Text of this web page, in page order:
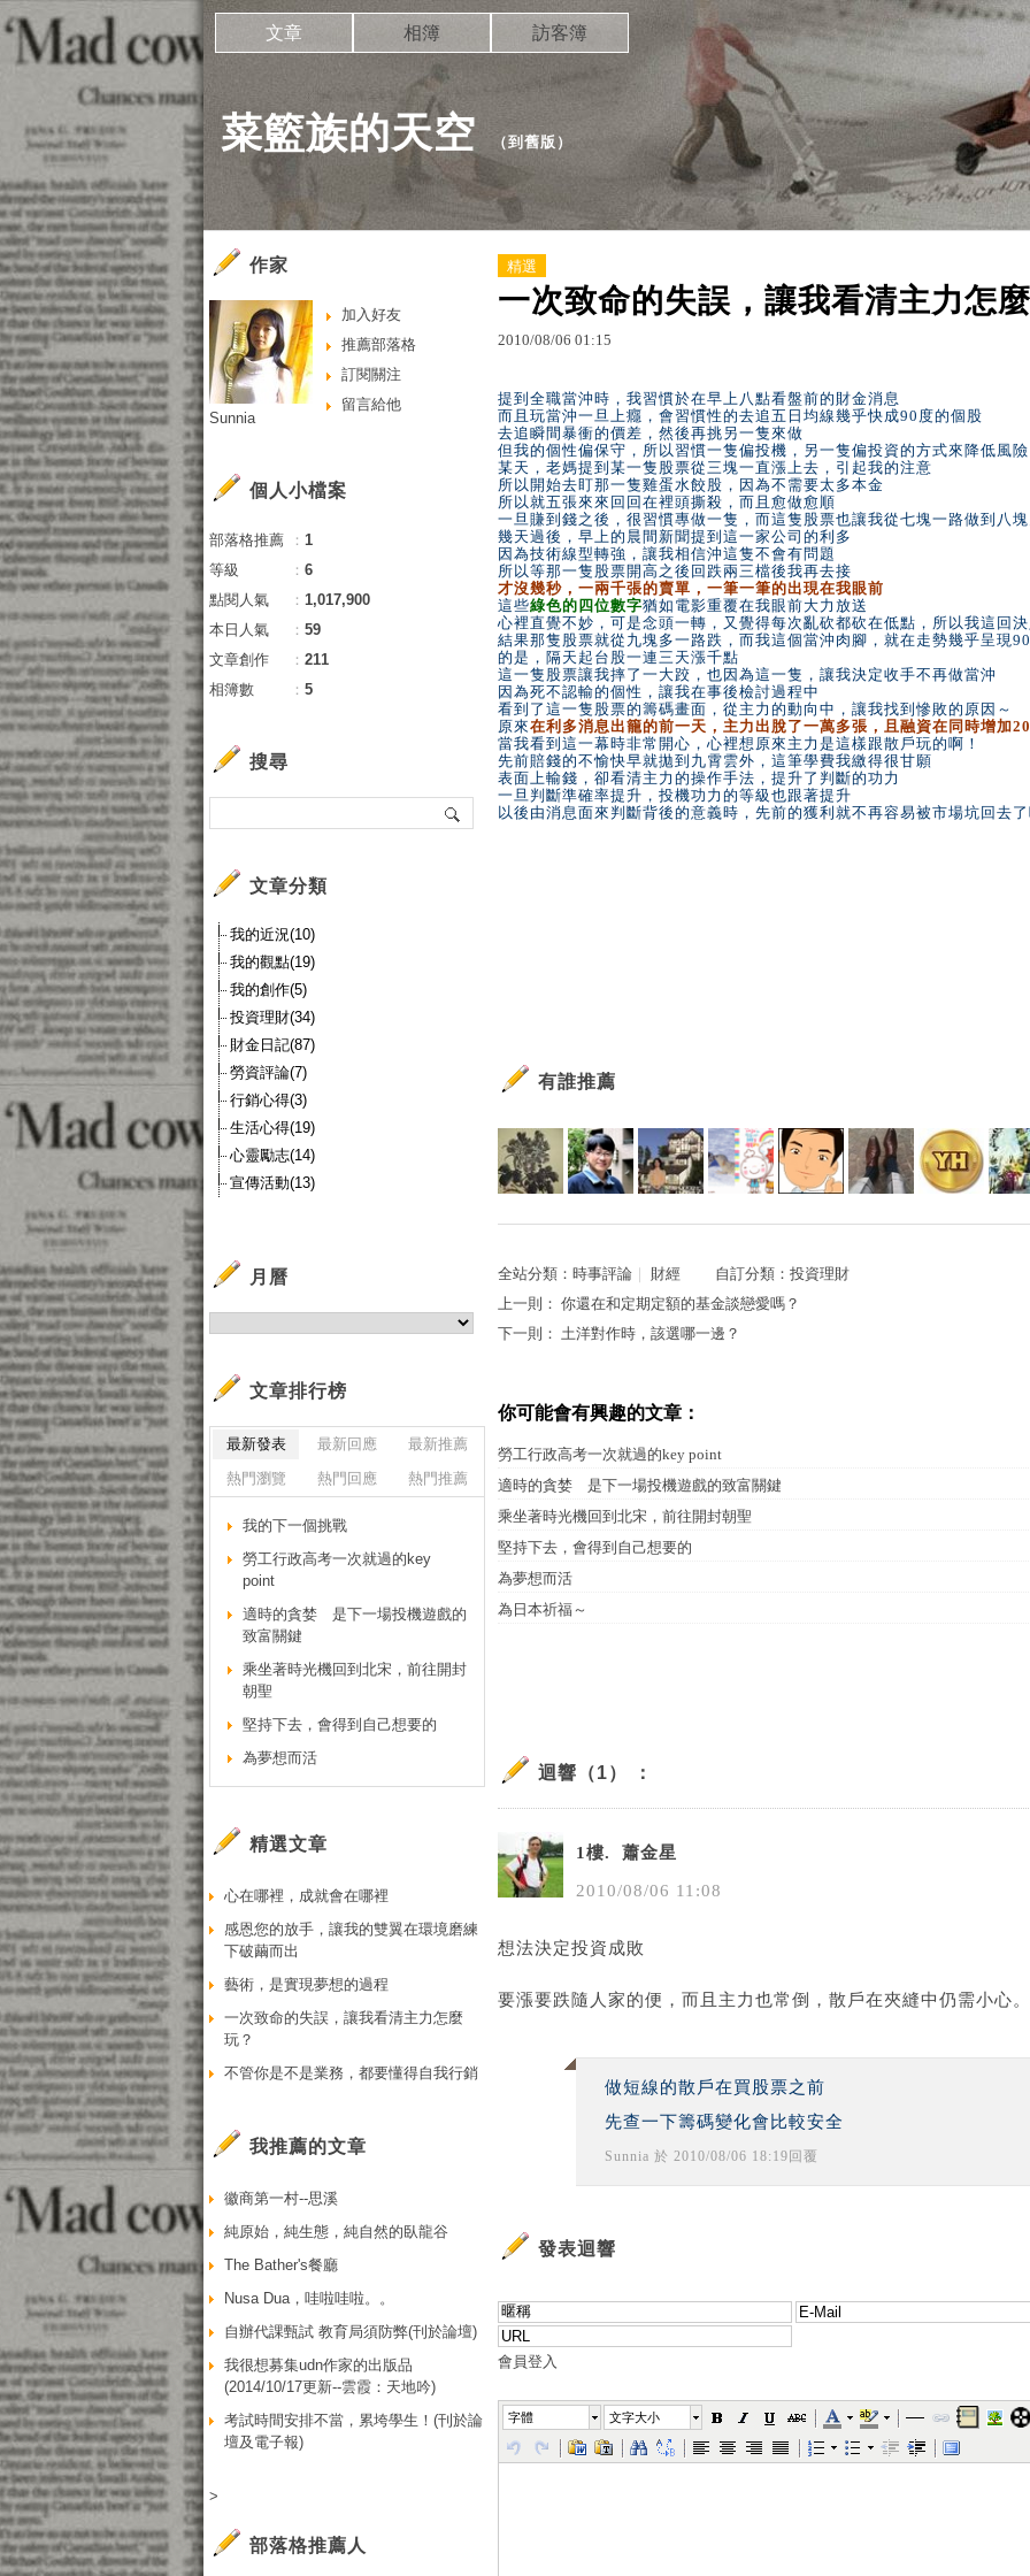
菜籃族的天空 （到舊版 ）
文章 相簿 訪客簿
精選
一次致命的失誤，讓我看清主力怎
2010/08/06 01:15
提到全職當沖時，我習慣於在早上八點看盤前的財金消息
而且玩當沖一旦上癮，會習慣性的去追五日均線幾乎快成90度的個股
去追瞬間暴衝的價差，然後再挑另一隻來做
但我的個性偏保守，所以習慣一隻偏投機，另一隻偏投資的方式來降低風險
某天，老媽提到某一隻股票從三塊一直漲上去，引起我的注意
所以開始去盯那一隻雞蛋水餃股，因為不需要太多本金
所以就五張來來回回在裡頭撕殺，而且愈做愈順
一旦賺到錢之後，很習慣專做一隻，而這隻股票也讓我從七塊一路做到八
幾天過後，早上的晨間新聞提到這一家公司的利多
因為技術線型轉強，讓我相信沖這隻不會有問題
所以等那一隻股票開高之後回跌兩三檔後我再去接
才沒幾秒，一兩千張的賣單，一筆一筆的出現在我眼前
這些綠色的四位數字猶如電影重覆在我眼前大力放送
心裡直覺不妙，可是念頭一轉，又覺得每次亂砍都砍在低點，所以我這回
結果那隻股票就從九塊多一路跌，而我這個當沖肉腳，就在走勢幾乎呈現
的是，隔天起台股一連三天漲千點
這一隻股票讓我摔了一大跤，也因為這一隻，讓我決定收手不再做當沖
因為死不認輸的個性，讓我在事後檢討過程中
看到了這一隻股票的籌碼畫面，從主力的動向中，讓我找到慘敗的原因～
原來在利多消息出籠的前一天，主力出脫了一萬多張，且融資在同時增加
當我看到這一幕時非常開心，心裡想原來主力是這樣跟散戶玩的啊！
先前賠錢的不愉快早就拋到九霄雲外，這筆學費我繳得很甘願
表面上輸錢，卻看清主力的操作手法，提升了判斷的功力
一旦判斷準確率提升，投機功力的等級也跟著提升
以後由消息面來判斷背後的意義時，先前的獲利就不再容易被市場坑回去
有誰推薦
全站分類： 時事評論 財經 自訂分類： 投資理財
上一則： 你還在和定期定額的基金談戀愛嗎？
下一則： 土洋對作時，該選哪一邊？
你可能會有興趣的文章：
勞工行政高考一次就過的key point
適時的貪婪 是下一場投機遊戲的致富關鍵
乘坐著時光機回到北宋，前往開封朝聖
堅持下去，會得到自己想要的
為夢想而活
為日本祈福～
迴響（1） ：
1樓. 蕭金星
2010/08/06 11 :08
想法決定投資成敗
要漲要跌隨人家的便，而且主力也常倒，散戶在夾縫中仍需小心。
做短線的散戶在買股票之前
先查一下籌碼變化會比較安全
Sunnia 於 2010/08/06 18: 19 回覆
發表迴響
會員登入
字體 文字大小
作家
加入好友
推薦部落格
訂閱關注
留言給他
Sunnia
個人小檔案
部落格推薦 ： 1
等級
： 6
點閱人氣
： 1,017,900
本日人氣
： 59
文章創作
： 211
相簿數
： 5
搜尋
文章分類
我的近況(10)
我的觀點(19)
我的創作(5)
投資理財(34)
財金日記(87)
勞資評論(7)
行銷心得(3)
生活心得(19)
心靈勵志(14)
宣傳活動(13)
月曆
文章排行榜
最新發表 最新回應
最新推薦
熱門瀏覽
熱門回應 熱門推薦
我的下一個挑戰
勞工行政高考一次就過的key
point
適時的貪婪 是下一場投機遊戲的
致富關鍵
乘坐著時光機回到北宋，前往開封
朝聖
堅持下去，會得到自己想要的
為夢想而活
精選文章
心在哪裡，成就會在哪裡
感恩您的放手，讓我的雙翼在環境磨練
下破繭而出
藝術，是實現夢想的過程
一次致命的失誤，讓我看清主力怎麼
玩？
不管你是不是業務，都要懂得自我行銷
我推薦的文章
徽商第一村--思溪
純原始，純生態，純自然的臥龍谷
The Bather's餐廳
Nusa Dua，哇啦哇啦。。
自辦代課甄試 教育局須防弊(刊於論壇)
我很想募集udn作家的出版品
(2014/10/17更新--雲霞：天地吟)
考試時間安排不當，累垮學生！(刊於論
壇及電子報)
>
部落格推薦人